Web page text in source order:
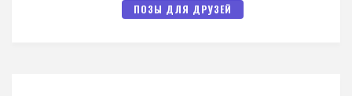
ПОЗЫ ДЛЯ ДРУЗЕЙ